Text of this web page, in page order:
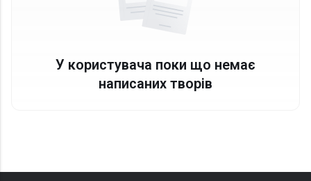
У користувача поки що немає
написаних творів